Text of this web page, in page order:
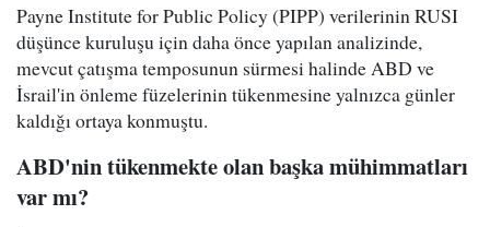
Payne Institute for Public Policy (PIPP) verilerinin RUSI
düşünce kuruluşu için daha önce yapılan analizinde,
mevcut çatışma temposunun sürmesi halinde ABD ve
İsrail'in önleme füzelerinin tükenmesine yalnızca günler
kaldığı ortaya konmuştu.
ABD'nin tükenmekte olan başka mühimmatları
var mı?